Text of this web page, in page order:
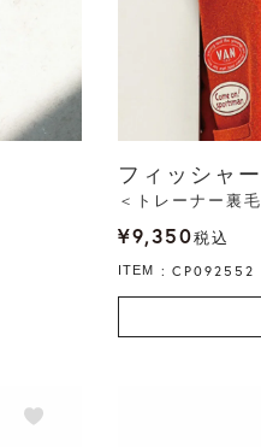
フィッシャ
＜トレーナー裏毛
¥9,350税込
ITEM CP092552